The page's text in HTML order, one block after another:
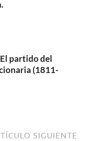
partido del
(1811-
SIGUIENTE